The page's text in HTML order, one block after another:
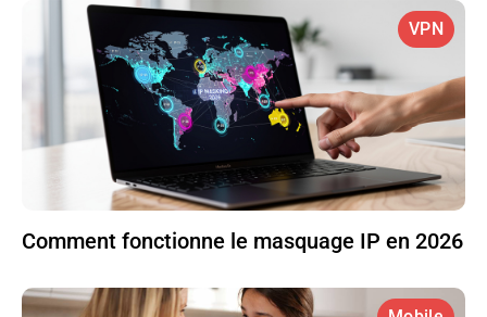
VPN
Comment fonctionne le masquage IP en 2026